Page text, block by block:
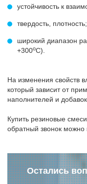
устойчивость к
твердость, плотность;
широкий диапазон
+300оС).
На изменения свойств
который зависит от
наполнителей и добавок.
Купить резиновые
обратный звонок можно
Остались